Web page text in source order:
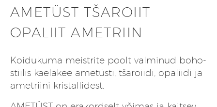
AMETÜST TŠAROIIT
OPALIIT AMETRIIN
Koidukuma meistrite poolt valminud boho-
stiilis kaelakee ametüsti, tšaroiidi, opaliidi ja
ametriini kristallidest.